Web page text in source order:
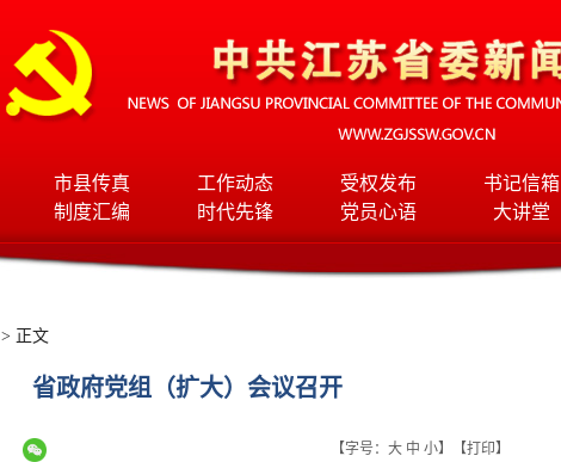
市县传真 工作动态 受权发布 书记信箱
制度汇编 时代先锋 党员心语 大讲堂
> 正文
省政府党组（扩大）会议召开
【字号： 大 中 小】【打印】